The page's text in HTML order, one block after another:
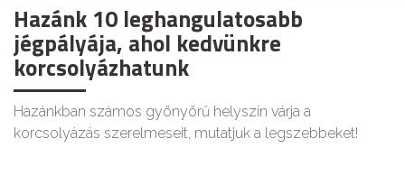
Hazánk 10 leghangulatosabb
jégpályája, ahol kedvünkre
korcsolyázhatunk
Hazánkban számos gyönyörű helyszín várja a
korcsolyázás szerelmeseit, mutatjuk a legszebbeket!